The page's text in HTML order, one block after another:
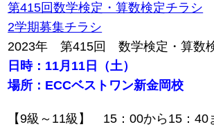
第415回数学検定・算数検定チラシ
2学期募集チラシ
2023年 第415回 数学検定・算数
日時：11月11日（土）
場所：ECCベストワン新金岡校
【9級～11級】 15：00から15：40